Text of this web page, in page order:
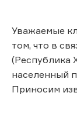
Уважаемые
том, что в
(Республика
населенный
Приносим